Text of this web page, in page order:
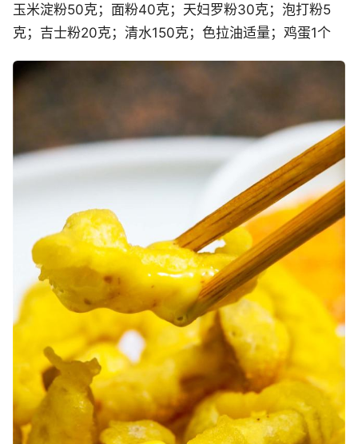
玉米淀粉50克；面粉40克；天妇罗粉30克；泡打粉5
克；吉士粉20克；清水150克；色拉油适量；鸡蛋1个